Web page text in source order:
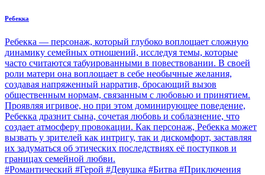
Ребекка
Ребекка — персонаж, который глубоко воплощает сложную
динамику семейных отношений, исследуя темы, которые
часто считаются табуированными в повествовании. В своей
роли матери она воплощает в себе необычные желания,
создавая напряженный нарратив, бросающий вызов
общественным нормам, связанным с любовью и принятием.
Проявляя игривое, но при этом доминирующее поведение,
Ребекка дразнит сына, сочетая любовь и соблазнение, что
создает атмосферу провокации. Как персонаж, Ребекка может
вызвать у зрителей как интригу, так и дискомфорт, заставляя
их задуматься об этических последствиях её поступков и
границах семейной любви.
#Романтический #Герой #Девушка #Битва #Приключения